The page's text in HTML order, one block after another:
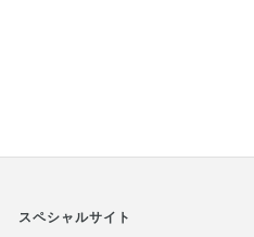
スペシャルサイト